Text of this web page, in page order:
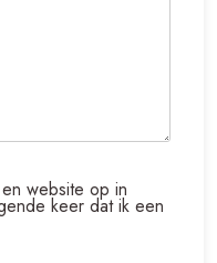
website op in
keer dat ik een